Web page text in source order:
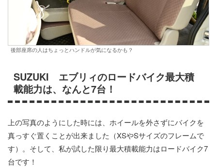
後部座席の人はちょっとハンドルが気になるかも？
SUZUKI エブリィのロードバイク最大積
載能力は、なんと7台！
上の写真のようにした時には、ホイールを外さずにバイクを
真っすぐ置くことが出来ました（XSやSサイズのフレームで
す）。そして、私が試した限り最大積載能力はロードバイク7
台です！